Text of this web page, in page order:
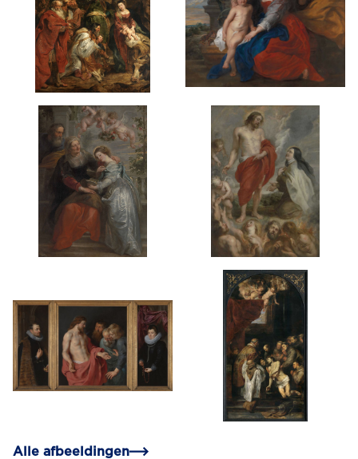
Alle afbeeldingen